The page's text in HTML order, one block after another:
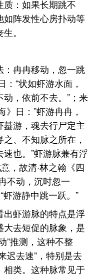
：如果长期跳不
如阵发性心房扑动等
。
冉冉移动，忽一跳
：“状如虾游水面，
，依前不去。”；来
》日：”虾游冉冉，
游，魂去行尸定主
、不知脉之所在，
也。”虾游脉兼有浮
，故清·林之翰《四
不动，沉时忽一
虾游静中跳一跃。”
虾游脉的特点是浮
去短促的脉象，是
”推测，这种不整
迟去速”，特别是去
相类。这种脉常见于